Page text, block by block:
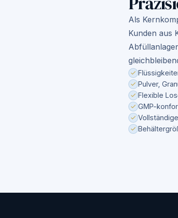
Als
Kunden aus
Pulver,
Flexible
GMP-